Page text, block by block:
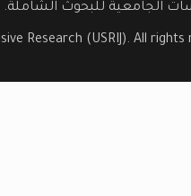
الجامعية للبحوث الشاملة.
Research (USRIJ). All